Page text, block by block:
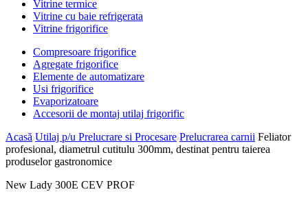
Vitrine termice
Vitrine cu baie refrigerata
Vitrine frigorifice
Compresoare frigorifice
Agregate frigorifice
Elemente de automatizare
Usi frigorifice
Evaporizatoare
Accesorii de montaj utilaj frigorific
Acasă Utilaj p/u Prelucrare si Procesare Prelucrarea carnii Feliator
profesional, diametrul cutitulu 300mm, destinat pentru taierea
produselor gastronomice
New Lady 300E CEV PROF